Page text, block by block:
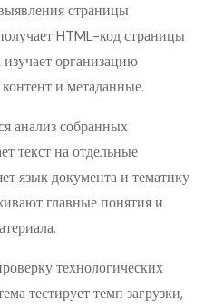
страницы
HTML-код страницы
организацию
и метаданные.
анализ собранных
текст на отдельные
язык документа и тематику
главные понятия и
технологических
тестирует темп загрузки,